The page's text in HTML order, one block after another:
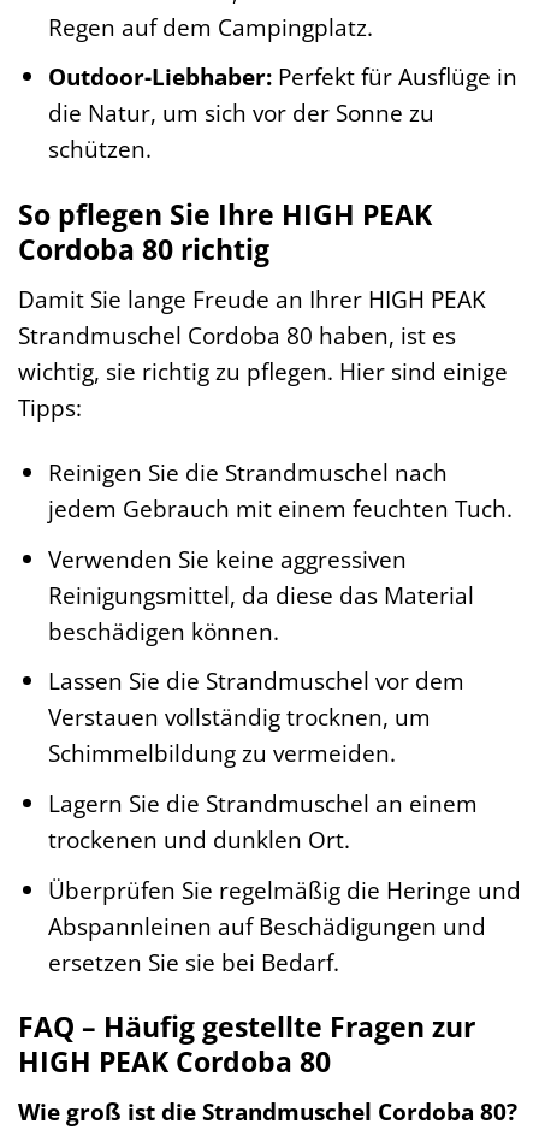
Regen auf dem Campingplatz.
Outdoor-Liebhaber:Perfekt für Ausflüge in
die Natur, um sich vor der Sonne zu
schützen.
So pflegen Sie Ihre HIGH PEAK
Cordoba 80 richtig
Damit Sie lange Freude an Ihrer HIGH PEAK
Strandmuschel Cordoba 80 haben, ist es
wichtig, sie richtig zu pflegen. Hier sind einige
Tipps:
Reinigen Sie die Strandmuschel nach
jedem Gebrauch mit einem feuchten Tuch.
Verwenden Sie keine aggressiven
Reinigungsmittel, da diese das Material
beschädigen können.
Lassen Sie die Strandmuschel vor dem
Verstauen vollständig trocknen, um
Schimmelbildung zu vermeiden.
Lagern Sie die Strandmuschel an einem
trockenen und dunklen Ort.
Überprüfen Sie regelmäßig die Heringe und
Abspannleinen auf Beschädigungen und
ersetzen Sie sie bei Bedarf.
FAQ – Häufig gestellte Fragen zur
HIGH PEAK Cordoba 80
Wie groß ist die Strandmuschel Cordoba 80?